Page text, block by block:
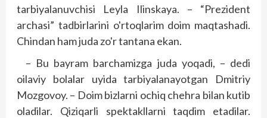
tarbiyalanuvchisi Leyla Ilins­kaya. – “Prezident
archasi” tadbirlarini o'rtoqlarim doim maqtashadi.
Chindan ham juda zo'r tantana ekan.
– Bu bayram barchamizga juda yoqadi, – dedi
oilaviy bolalar uyida tarbiyalanayotgan Dmitriy
Mozgovoy. – Doim bizlarni ochiq chehra bilan kutib
oladilar. Qiziqarli spektakllarni taqdim etadilar.